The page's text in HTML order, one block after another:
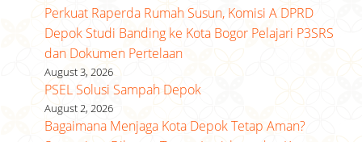
Perkuat Raperda Rumah Susun, Komisi A DPRD
Depok Studi Banding ke Kota Bogor Pelajari P3SRS
dan Dokumen Pertelaan
August 3, 2026
PSEL Solusi Sampah Depok
August 2, 2026
Bagaimana Menjaga Kota Depok Tetap Aman?